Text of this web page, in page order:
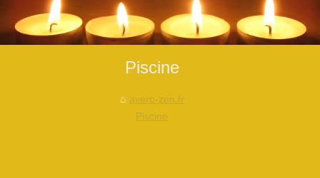
Piscine
avero-zen.fr
Piscine